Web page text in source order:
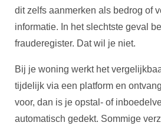
dit zelfs aanmerken als bedrog of
informatie. In het slechtste geval
frauderegister. Dat wil je niet.
Bij je woning werkt het
tijdelijk via een platform en
voor, dan is je opstal- of
automatisch gedekt. Sommige